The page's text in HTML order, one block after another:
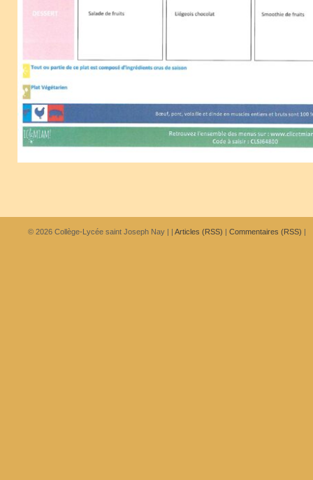
© 2026 Collège-Lycée saint Joseph Nay | | Articles (RSS) | Commentaires (RSS) |